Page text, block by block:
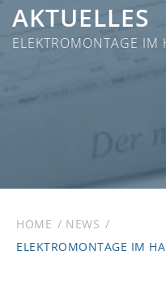
AKTUELLES
ELEKTROMONTAGE
HOME
NEWS
ELEKTROMONTAGE IM